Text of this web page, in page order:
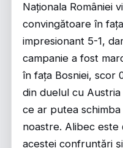
Naționala României
convingătoare în
impresionant 5-1,
campanie a fost
în fața Bosniei, scor
din duelul cu
ce ar putea
noastre. Alibec
acestei confruntări